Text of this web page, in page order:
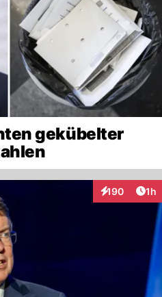
gekübelter
190
Interaktionen
1h